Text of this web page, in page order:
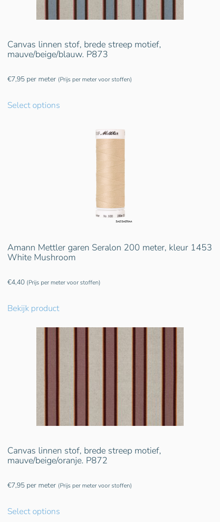
Canvas linnen stof, brede streep motief,
mauve/beige/blauw. P873
€7,95 per meter (Prijs per meter voor stoffen)
Select options
Amann Mettler garen Seralon 200 meter, kleur 1453
White Mushroom
€4,40 (Prijs per meter voor stoffen)
Bekijk product
Canvas linnen stof, brede streep motief,
mauve/beige/oranje. P872
€7,95 per meter (Prijs per meter voor stoffen)
Select options